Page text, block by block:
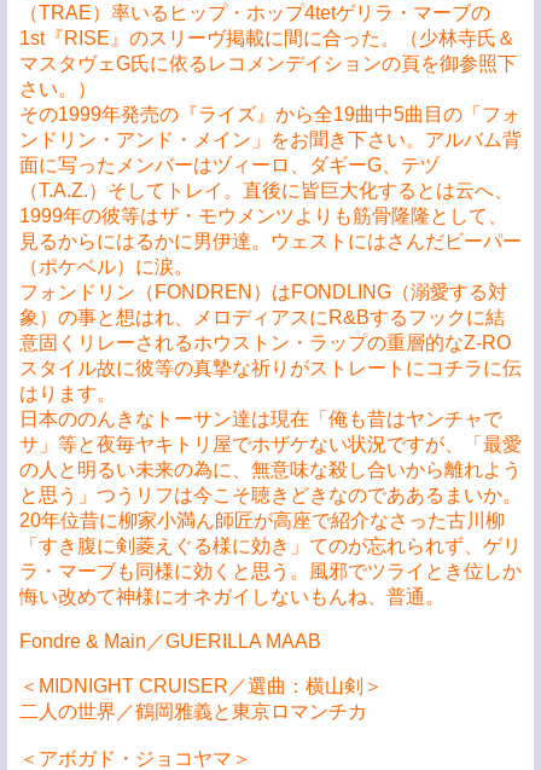
（TRAE）率いるヒップ・ホップ4tetゲリラ・マーブの
1st『RISE』のスリーヴ掲載に間に合った。（少林寺氏＆
マスタヴェG氏に依るレコメンデイションの頁を御参照下
さい。）
その1999年発売の『ライズ』から全19曲中5曲目の「フォ
ンドリン・アンド・メイン」をお聞き下さい。アルバム背
面に写ったメンバーはヅィーロ、ダギーG、テヅ
（T.A.Z.）そしてトレイ。直後に皆巨大化するとは云へ、
1999年の彼等はザ・モウメンツよりも筋骨隆隆として、
見るからにはるかに男伊達。ウェストにはさんだビーパー
（ポケベル）に涙。
フォンドリン（FONDREN）はFONDLING（溺愛する対
象）の事と想はれ、メロディアスにR&Bするフックに結
意固くリレーされるホウストン・ラップの重層的なZ-RO
スタイル故に彼等の真摯な祈りがストレートにコチラに伝
はります。
日本ののんきなトーサン達は現在「俺も昔はヤンチャで
サ」等と夜毎ヤキトリ屋でホザケない状況ですが、「最愛
の人と明るい未来の為に、無意味な殺し合いから離れよう
と思う」つうリフは今こそ聴きどきなのでああるまいか。
20年位昔に柳家小満ん師匠が高座で紹介なさった古川柳
「すき腹に剣菱えぐる様に効き」てのが忘れられず、ゲリ
ラ・マーブも同様に効くと思う。風邪でツライとき位しか
悔い改めて神様にオネガイしないもんね、普通。
Fondre & Main／GUERILLA MAAB
＜MIDNIGHT CRUISER／選曲：横山剣＞
二人の世界／鶴岡雅義と東京ロマンチカ
＜アボガド・ジョコヤマ＞